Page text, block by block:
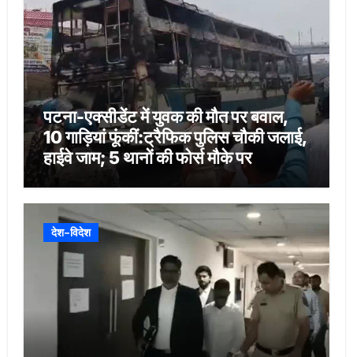
पटना-एक्सीडेंट में युवक की मौत पर बवाल,
10 गाड़ियां फूंकीं:ट्रैफिक पुलिस चौकी जलाई,
हाईवे जाम; 5 थानों की फोर्स मौके पर
देश-विदेश